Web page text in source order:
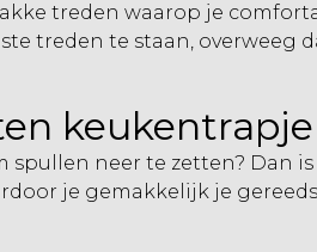
treden waarop je
treden te staan,
keukentrapje
neer te zetten? Dan
je gemakkelijk je